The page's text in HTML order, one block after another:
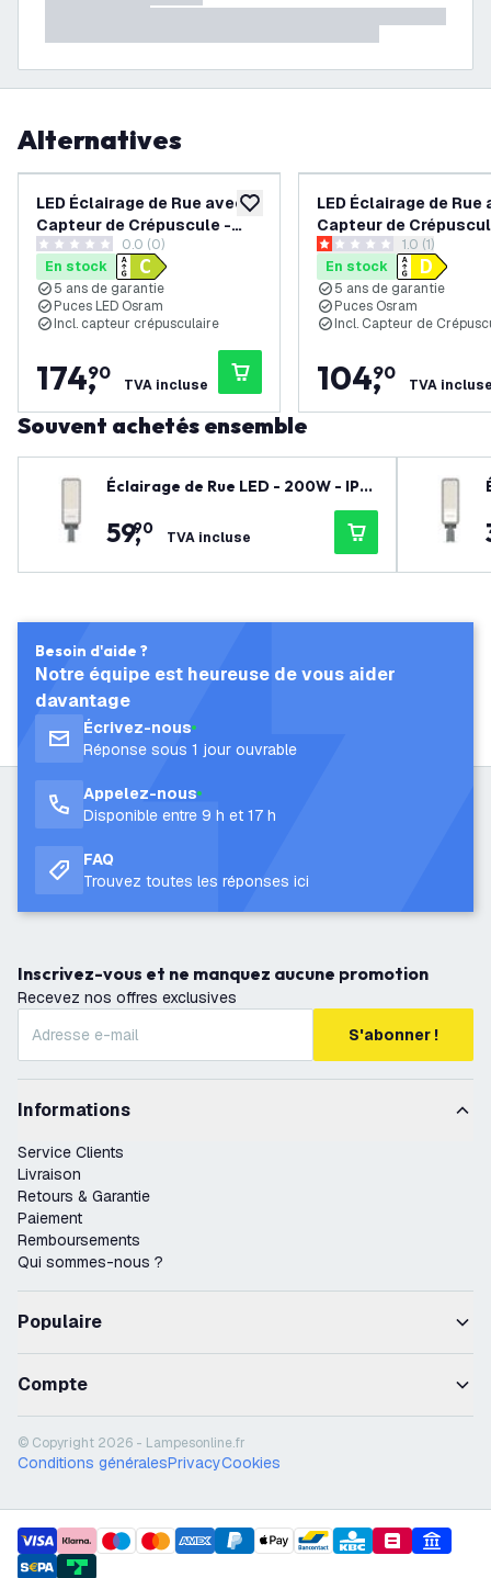
Alternatives
ajouter à la liste de souhaits
LED Éclairage de Rue avec
Capteur de Crépuscule -
200W - Osram Chip LED -
170 Lm/W - 4000K - IP66 - 5
ans de garantie
0 étoiles de notation
0.0 (0)
En stock
5 ans de garantie
Puces LED Osram
Incl. capteur crépusculaire
174,
90
TVA incluse
LED Éclairage de Rue
Capteur de
60W - 150 Lm/W -
IP66 - 5 ans de
ouvrir le tiroir
1 étoiles de notation
1.0 (1)
En stock
5 ans de garantie
Puces Osram
Incl. Capteur de
104,
90
TVA
Souvent achetés ensemble
Éclairage de Rue LED - 200W - IP6
5 - 130lm/W - 4000K - Osram Chip
LED
59,
90 TVA incluse
Besoin d'aide ?
Notre équipe est heureuse de vous aider
davantage
Écrivez-nous
Réponse sous 1 jour ouvrable
Appelez-nous
Disponible entre 9 h et 17 h
FAQ
Trouvez toutes les réponses ici
Inscrivez-vous et ne manquez aucune promotion
Recevez nos offres exclusives
S'abonner !
Informations
Service Clients
Livraison
Retours & Garantie
Paiement
Remboursements
Qui sommes-nous ?
Populaire
Compte
© Copyright 2026 - Lampesonline.fr
Conditions généralesPrivacyCookies
payment methods